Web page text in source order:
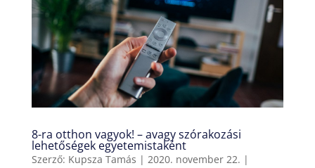
8-ra otthon vagyok! – avagy szórakozási
lehetőségek egyetemistaként
Szerző: Kupsza Tamás | 2020. november 22. |